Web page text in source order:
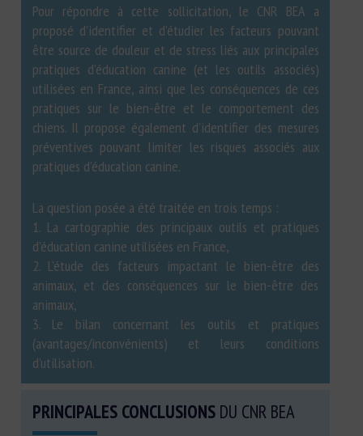
Pour répondre à cette sollicitation, le CNR BEA a
proposé d’identifier et d’étudier les facteurs pouvant
être source de douleur et de stress liés aux principales
pratiques d’éducation canine (et les outils associés)
utilisées en France, ainsi que les conséquences de ces
pratiques sur le bien-être et le comportement des
chiens. Il propose également d’identifier des mesures
préventives pouvant limiter les risques associés aux
pratiques d’éducation canine.
La question posée a été traitée en trois temps :
1. La cartographie des principaux outils et pratiques
d’éducation canine utilisées en France,
2. L’étude des facteurs impactant le bien-être des
animaux, et des conséquences sur le bien-être des
animaux,
3. Le bilan concernant les outils et pratiques
(avantages/inconvénients) et leurs conditions
d’utilisation.
PRINCIPALES CONCLUSIONS DU CNR BEA